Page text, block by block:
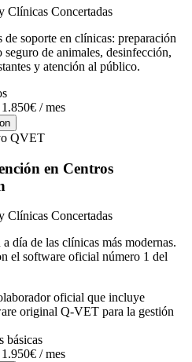
Clínicas Concertadas
de soporte en clínicas: preparación
de animales, desinfección,
y atención al público.
/ mes
QVET
en Centros
Clínicas Concertadas
día de las clínicas más modernas.
el software oficial número 1 del
oficial que incluye
original Q-VET para la gestión
básicas
/ mes